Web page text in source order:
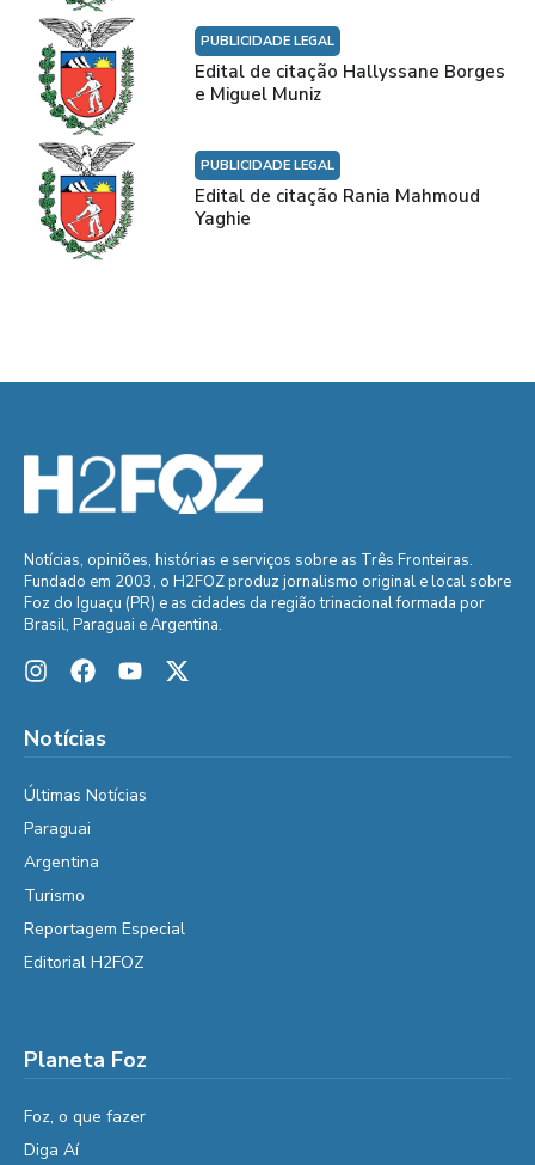
PUBLICIDADE LEGAL
Edital de citação Hallyssane Borges
e Miguel Muniz
PUBLICIDADE LEGAL
Edital de citação Rania Mahmoud
Yaghie
Notícias, opiniões, histórias e serviços sobre as Três Fronteiras.
Fundado em 2003, o H2FOZ produz jornalismo original e local sobre
Foz do Iguaçu (PR) e as cidades da região trinacional formada por
Brasil, Paraguai e Argentina.
Notícias
Últimas Notícias
Paraguai
Argentina
Turismo
Reportagem Especial
Editorial H2FOZ
Planeta Foz
Foz, o que fazer
Diga Aí